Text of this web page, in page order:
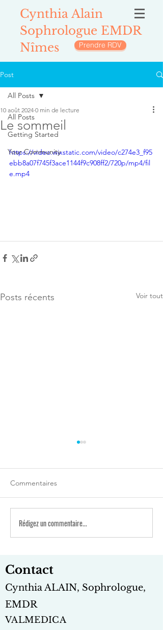
Cynthia Alain
Sophrologue EMDR
Nîmes
Prendre RDV
Post
All Posts
Getting Started
Your Community
All Posts
Le sommeil
10 août 2024 0 min de lecture
https://video.wixstatic.com/video/c274e3_f95
ebb8a07f745f3ace1144f9c908ff2/720p/mp4/fil
e.mp4
Posts récents Voir tout
Accompagner les
personnes souffrant
sophrologie et d'EMDR
Commentaires
Rédigez un commentaire...
Contact
Cynthia ALAIN, Sophrologue,
EMDR
VALMEDICA